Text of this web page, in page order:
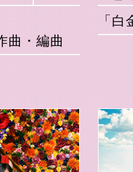
曲・編曲
「